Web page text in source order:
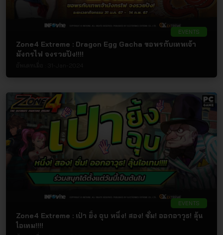
EVENTS
Zone4 Extreme : Dragon Egg Gacha ขอพรกับเทพเจ้า
มังกรไฟ จงรวยปัง!!!!
EVENTS
Zone4 Extreme : เป่า ยิ้ง ฉุบ หนึ่ง! สอง! ซั่ม! ออกอาวุธ! ลุ้น
ไอเทม!!!!